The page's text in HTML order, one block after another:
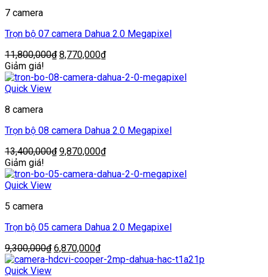
7 camera
Trọn bộ 07 camera Dahua 2.0 Megapixel
11,800,000₫ Giá
là:
8,770,000₫Giá
tại
Giảm giá!
Quick View
8 camera
Trọn bộ 08 camera Dahua 2.0 Megapixel
13,400,000₫ Giá
là:
9,870,000₫Giá
tại
Giảm giá!
Quick View
5 camera
Trọn bộ 05 camera Dahua 2.0 Megapixel
9,300,000₫ Giá
gốc
6,870,000₫Giá
hiện
Quick View